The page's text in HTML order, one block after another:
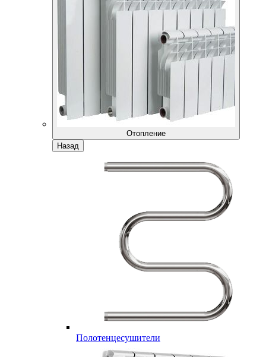
Отопление
Назад
Полотенцесушители